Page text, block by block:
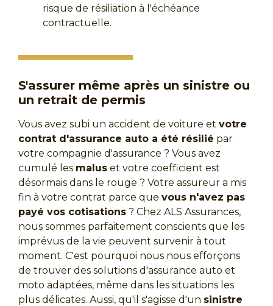
risque de résiliation à l'échéance
contractuelle.
S'assurer même après un sinistre ou
un retrait de permis
Vous avez subi un accident de voiture et votre
contrat d'assurance auto a été résilié par
votre compagnie d'assurance ? Vous avez
cumulé les maluset votre coefficient est
désormais dans le rouge ? Votre assureur a mis
fin à votre contrat parce que vous n'avez pas
payé vos cotisations? Chez ALS Assurances,
nous sommes parfaitement conscients que les
imprévus de la vie peuvent survenir à tout
moment. C'est pourquoi nous nous efforçons
de trouver des solutions d'assurance auto et
moto adaptées, même dans les situations les
plus délicates. Aussi, qu'il s'agisse d'un sinistre